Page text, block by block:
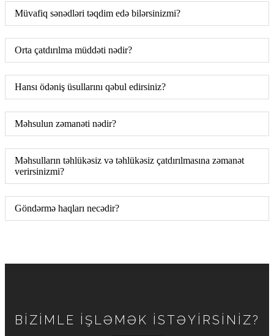
Müvafiq sənədləri təqdim edə bilərsinizmi?
Orta çatdırılma müddəti nədir?
Hansı ödəniş üsullarını qəbul edirsiniz?
Məhsulun zəmanəti nədir?
Məhsulların təhlükəsiz və təhlükəsiz çatdırılmasına zəmanət
verirsinizmi?
Göndərmə haqları necədir?
BİZİMLE İŞLƏMƏK İSTƏYİRSİNİZ?